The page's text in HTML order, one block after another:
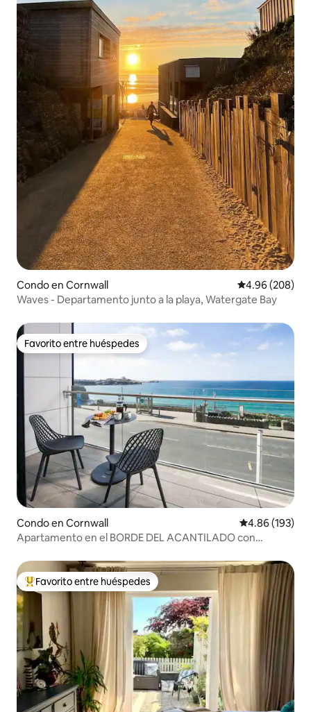
Condo en Cornwall Calificación
4.96 (208)
Waves - Departamento junto a la playa, Watergate Bay
Favorito entre huéspedes
Favorito entre huéspedes
Condo en Cornwall Calificación
4.86 (193)
Apartamento en el BORDE DEL ACANTILADO con
Favorito entre huéspedes preferido
Favorito entre huéspedes